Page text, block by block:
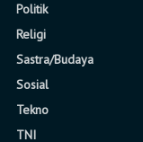
Politik
Religi
Sastra/Budaya
Sosial
Tekno
TNI